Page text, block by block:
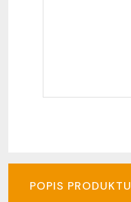
POPIS PRODUKTU